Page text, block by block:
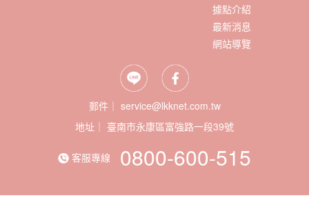
據點介紹
最新消息
網站導覽
郵件｜ service@lkknet.com.tw
地址｜
客服專線 0800-600-515